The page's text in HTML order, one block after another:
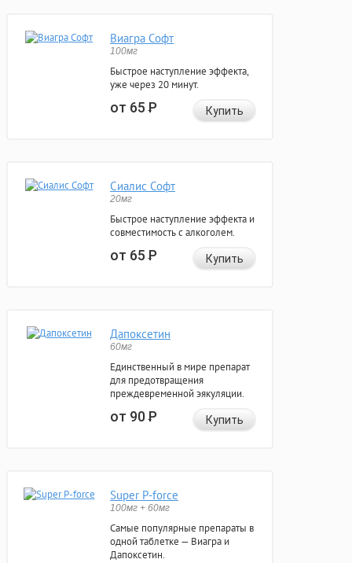
Виагра Софт
100мг
Быстрое наступление эффекта,
уже через 20 минут.
от 65Р Купить
Сиалис Софт
20мг
Быстрое наступление эффекта и
совместимость с алкоголем.
от 65Р Купить
Дапоксетин
60мг
Единственный в мире препарат
для предотвращения
преждевременной эякуляции.
от 90Р Купить
Super P-force
100мг + 60мг
Самые популярные препараты в
одной таблетке — Виагра и
Дапоксетин.